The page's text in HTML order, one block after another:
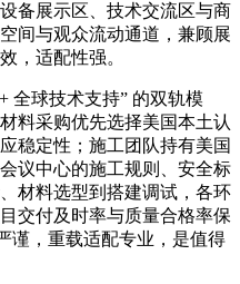
备展示区、技术交流区与商
间与观众流动通道，兼顾展
，适配性强。
全球技术支持” 的双轨模
料采购优先选择美国本土认
稳定性；施工团队持有美国
议中心的施工规则、安全标
材料选型到搭建调试，各环
交付及时率与质量合格率保
谨，重载适配专业，是值得